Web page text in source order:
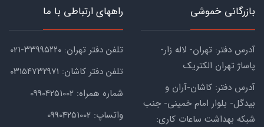
بازرگانی خموشی
آدرس دفتر: تهران- لاله زار-
پاساژ تهران الکتریک
آدرس دفتر: کاشان-آران و
بیدگل- بلوار امام خمینی- جنب
شبکه بهداشت ساعات کاری:
راههای ارتباطی با ما
تلفن دفتر تهران: ۳۳۹۹۵۲۲۰-021
تلفن دفتر کاشان: ۰۳۱۵۴۷۳۲۹۷۱
شماره همراه: 09904251002
واتساپ: 09904251002